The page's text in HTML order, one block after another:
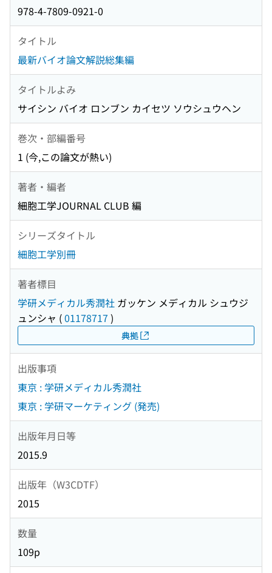
978-4-7809-0921-0
タイトル
最新バイオ論文解説総集編
タイトルよみ
サイシン バイオ ロンブン カイセツ ソウシュウヘン
巻次・部編番号
1 (今,この論文が熱い)
著者・編者
細胞工学JOURNAL CLUB 編
シリーズタイトル
細胞工学別冊
著者標目
学研メディカル秀潤社 ガッケン メディカル シュウジ
ュンシャ (01178717 )
典拠
出版事項
東京 : 学研メディカル秀潤社
東京 : 学研マーケティング (発売)
出版年月日等
2015.9
出版年（W3CDTF）
2015
数量
109p